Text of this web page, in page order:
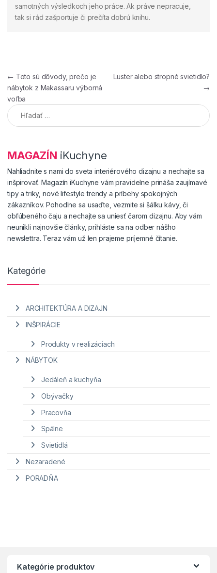
samotných výsledkoch jeho práce. Ak práve nepracuje,
tak si rád zašportuje či prečíta dobrú knihu.
Navigácia v článku
← Toto sú dôvody, prečo je
nábytok z Makassaru výborná
voľba
Luster alebo stropné svietidlo?
→
Hľadať:
MAGAZÍN iKuchyne
Nahliadnite s nami do sveta interiérového dizajnu a nechajte sa
inšpirovať. Magazín iKuchyne vám pravidelne prináša zaujímavé
tipy a triky, nové lifestyle trendy a príbehy spokojných
zákazníkov. Pohodlne sa usaďte, vezmite si šálku kávy, či
obľúbeného čaju a nechajte sa uniesť čarom dizajnu. Aby vám
neunikli najnovšie články, prihláste sa na odber nášho
newslettra. Teraz vám už len prajeme príjemné čítanie.
Kategórie
ARCHITEKTÚRA A DIZAJN
INŠPIRÁCIE
Produkty v realizáciach
NÁBYTOK
Jedáleň a kuchyňa
Obývačky
Pracovňa
Spálne
Svietidlá
Nezaradené
PORADŇA
Kategórie produktov